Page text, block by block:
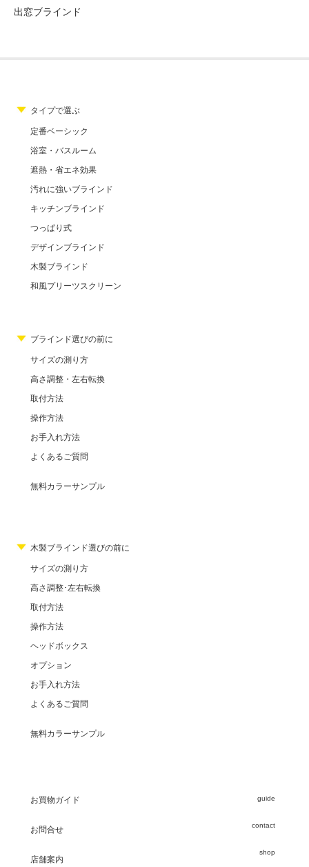
出窓ブラインド
タイプで選ぶ
定番ベーシック
浴室・バスルーム
遮熱・省エネ効果
汚れに強いブラインド
キッチンブラインド
つっぱり式
デザインブラインド
木製ブラインド
和風プリーツスクリーン
ブラインド選びの前に
サイズの測り方
高さ調整・左右転換
取付方法
操作方法
お手入れ方法
よくあるご質問
無料カラーサンプル
木製ブラインド選びの前に
サイズの測り方
高さ調整･左右転換
取付方法
操作方法
ヘッドボックス
オプション
お手入れ方法
よくあるご質問
無料カラーサンプル
お買物ガイド
お問合せ
店舗案内
guide
contact
shop